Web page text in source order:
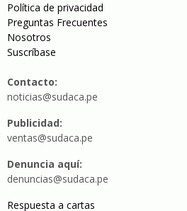
Política de privacidad
Preguntas Frecuentes
Nosotros
Suscríbase
Contacto:
noticias@sudaca.pe
Publicidad:
ventas@sudaca.pe
Denuncia aquí:
denuncias@sudaca.pe
Respuesta a cartas